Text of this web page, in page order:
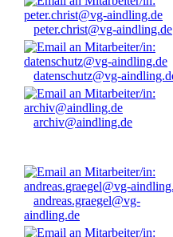
peter.christ@vg-aindling.de
datenschutz@vg-
archiv@aindling.de
andreas.graegel@vg-
aindling.de